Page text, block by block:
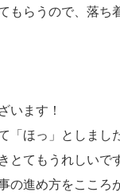
もらうので、落ち
います！
「ほっ」としまし
とてもうれしいで
の進め方をこころ